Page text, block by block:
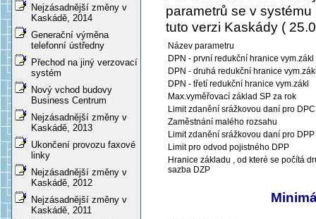
Nejzásadnější změny v
Kaskádě, 2014
Generační výměna
telefonní ústředny
Přechod na jiný verzovací
systém
Nový vchod budovy
Business Centrum
Nejzásadnější změny v
Kaskádě, 2013
Ukončení provozu faxové
linky
Nejzásadnější změny v
Kaskádě, 2012
Nejzásadnější změny v
Kaskádě, 2011
parametrů se v
tuto verzi Kaskády (
Název parametru
DPN - první redukční hranice vym.zákl
DPN - druhá redukční hranice
DPN - třetí redukční hranice vym.zákl
Max.vyměřovací základ SP za rok
Limit zdanění srážkovou daní pro DPC
Zaměstnání malého rozsahu
Limit zdanění srážkovou daní pro DPP
Limit pro odvod pojistného DPP
Hranice základu , od které se počítá
sazba DZP